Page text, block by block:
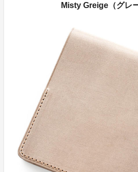
Misty Greige（グレ